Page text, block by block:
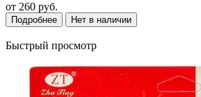
от 260 руб.
Подробнее Нет в наличии
Быстрый просмотр